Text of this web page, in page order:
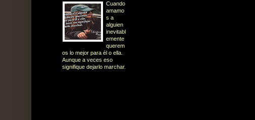
Cuando
amamo
s a
alguien
inevitabl
emente
querem
os lo mejor para él o ella.
Aunque a veces eso
signifique dejarlo marchar.